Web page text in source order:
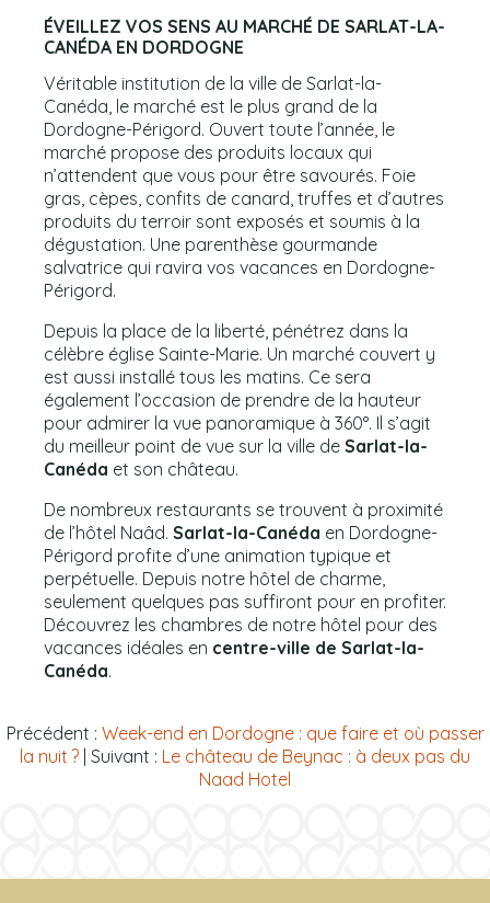
ÉVEILLEZ VOS SENS AU MARCHÉ DE SARLAT-LA-
CANÉDA EN DORDOGNE
Véritable institution de la ville de Sarlat-la-
Canéda, le marché est le plus grand de la
Dordogne-Périgord. Ouvert toute l’année, le
marché propose des produits locaux qui
n’attendent que vous pour être savourés. Foie
gras, cèpes, confits de canard, truffes et d’autres
produits du terroir sont exposés et soumis à la
dégustation. Une parenthèse gourmande
salvatrice qui ravira vos vacances en Dordogne-
Périgord.
Depuis la place de la liberté, pénétrez dans la
célèbre église Sainte-Marie. Un marché couvert y
est aussi installé tous les matins. Ce sera
également l’occasion de prendre de la hauteur
pour admirer la vue panoramique à 360°. Il s’agit
du meilleur point de vue sur la ville de Sarlat-la-
Canéda et son château.
De nombreux restaurants se trouvent à proximité
de l’hôtel Naâd. Sarlat-la-Canéda en Dordogne-
Périgord profite d’une animation typique et
perpétuelle. Depuis notre hôtel de charme,
seulement quelques pas suffiront pour en profiter.
Découvrez les chambres de notre hôtel pour des
vacances idéales en centre-ville de Sarlat-la-
Canéda.
Précédent : Week-end en Dordogne : que faire et où passer
la nuit ? | Suivant : Le château de Beynac : à deux pas du
Naad Hotel